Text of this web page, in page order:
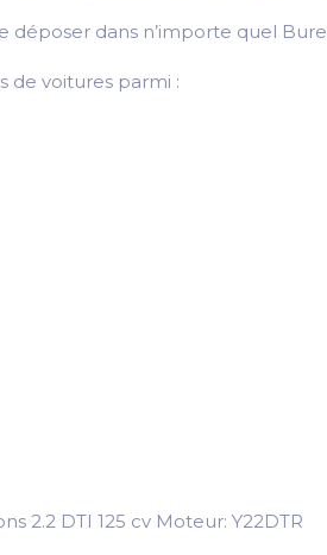
déposer dans n’importe quel
de voitures parmi :
2.2 DTI 125 cv Moteur: Y22DTR